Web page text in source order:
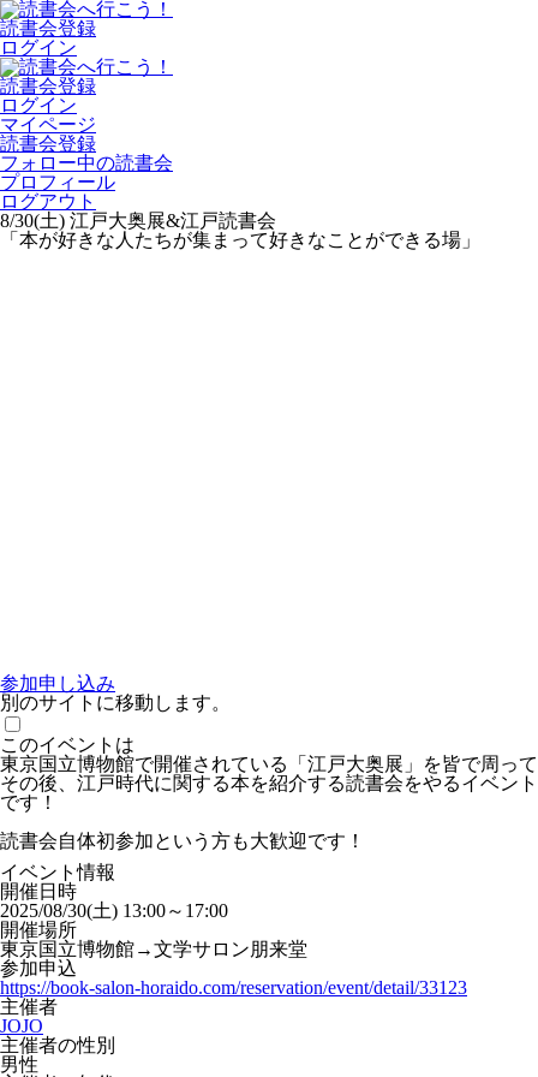
読書会登録
ログイン
読書会登録
ログイン
マイページ
読書会登録
フォロー中の読書会
プロフィール
ログアウト
8/30(土) 江戸大奥展&江戸読書会
「本が好きな人たちが集まって好きなことができる場」
参加申し込み
別のサイトに移動します。
このイベントは
東京国立博物館で開催されている「江戸大奥展」を皆で周って
その後、江戸時代に関する本を紹介する読書会をやるイベント
です！
読書会自体初参加という方も大歓迎です！
イベント情報
開催日時
2025/08/30(土) 13:00～17:00
開催場所
東京国立博物館→文学サロン朋来堂
参加申込
https://book-salon-horaido.com/reservation/event/detail/33123
主催者
JOJO
主催者の性別
男性